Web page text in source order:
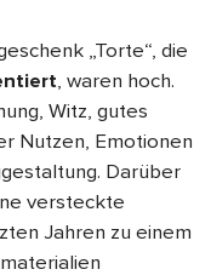
„Torte“, die
, waren hoch.
Witz, gutes
Nutzen, Emotionen
Darüber
versteckte
Jahren zu einem